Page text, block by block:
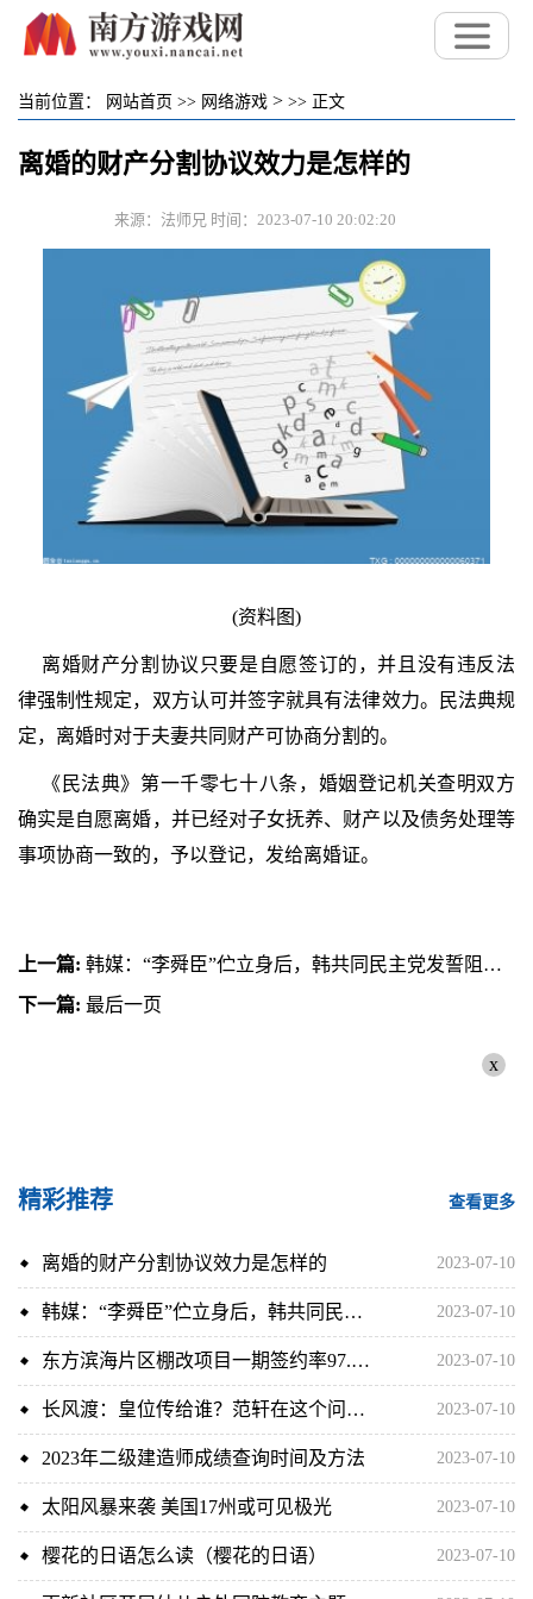
当前位置： 网站首页 >> 网络游戏 > >> 正文
离婚的财产分割协议效力是怎样的
来源：法师兄 时间：2023-07-10 20:02:20
(资料图)
离婚财产分割协议只要是自愿签订的，并且没有违反法
律强制性规定，双方认可并签字就具有法律效力。民法典规
定，离婚时对于夫妻共同财产可协商分割的。
《民法典》第一千零七十八条，婚姻登记机关查明双方
确实是自愿离婚，并已经对子女抚养、财产以及债务处理等
事项协商一致的，予以登记，发给离婚证。
上一篇: 韩媒：“李舜臣”伫立身后，韩共同民主党发誓阻止日本核污染水排海
下一篇: 最后一页
x
精彩推荐 查看更多
离婚的财产分割协议效力是怎样的 2023-07-10
韩媒：“李舜臣”伫立身后，韩共同民主党发誓阻止日本核污染水排海 2023-07-10
东方滨海片区棚改项目一期签约率97.01% 首批1699套安置房预计7月底交付 2023-07-10
长风渡：皇位传给谁？范轩在这个问题上犹豫且糊涂，造成大夏动乱 2023-07-10
2023年二级建造师成绩查询时间及方法 2023-07-10
太阳风暴来袭 美国17州或可见极光 2023-07-10
樱花的日语怎么读（樱花的日语） 2023-07-10